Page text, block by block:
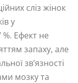
сліз жінок
у
Ефект не
запаху, але
зв’язності
мозку та